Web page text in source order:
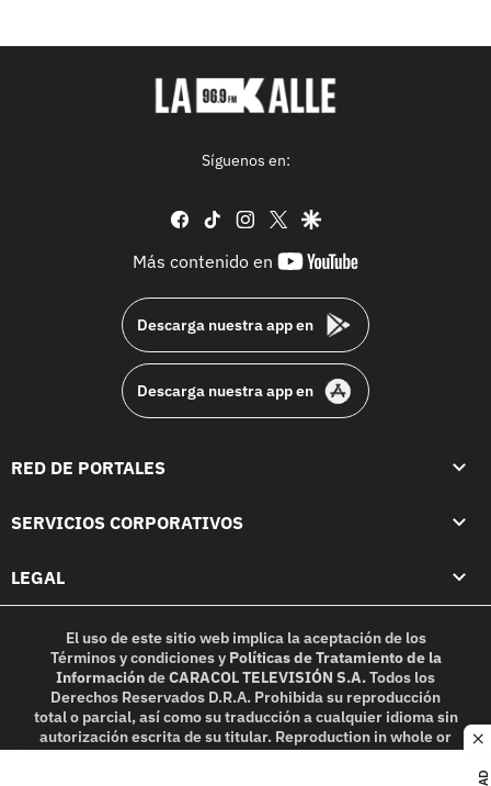
Síguenos en:
facebook
tiktok instagram
twittergoogle
Más contenido en
youtube-
Descarga nuestra app en
Descarga nuestra app en
RED DE PORTALES
SERVICIOS CORPORATIVOS
LEGAL
El uso de este sitio web implica la aceptación de los
Términos y condicionesy Políticas de Tratamiento de la
InformacióndeCARACOL TELEVISIÓN S.A.Todos los
Derechos Reservados D.R.A. Prohibida su reproducción
total o parcial, así como su traducción a cualquier idioma sin
autorización escrita de su titular. Reproduction in whole or
in part, or translation without written permission is